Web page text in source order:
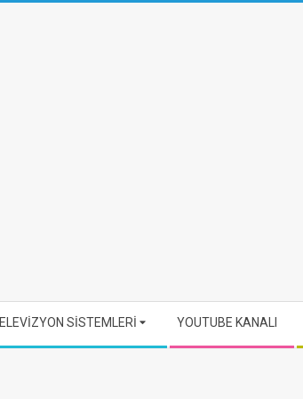
SİSTEMLERİ YOUTUBE KANALI